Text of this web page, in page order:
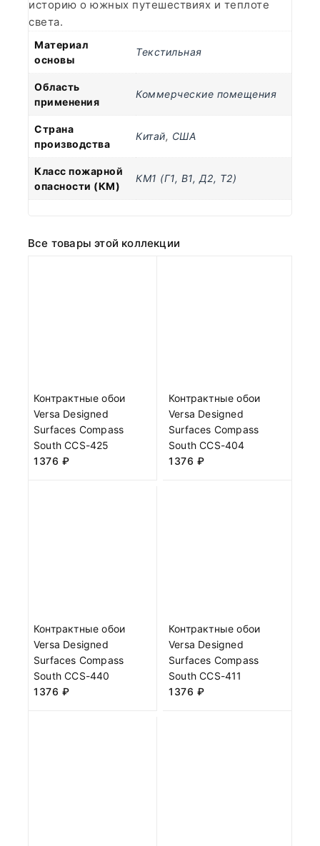
историю о южных путешествиях и теплоте
света.
Материал
основы
Текстильная
Область
применения
Коммерческие помещения
Страна
производства
Китай, США
Класс пожарной
опасности (КМ)
КМ1 (Г1, В1, Д2, Т2)
Все товары этой коллекции
Контрактные обои
Versa Designed
Surfaces Compass
South CCS-425
1376 ₽
Контрактные обои
Versa Designed
Surfaces Compass
South CCS-404
1376 ₽
Контрактные обои
Versa Designed
Surfaces Compass
South CCS-440
1376 ₽
Контрактные обои
Versa Designed
Surfaces Compass
South CCS-411
1376 ₽